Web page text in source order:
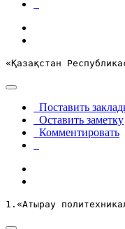
«Қазақстан
Поставить
Оставить заметку
Комментировать
1.«Атырау